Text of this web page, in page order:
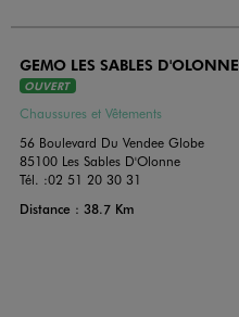
GEMO LES SABLES D'OLONNE
OUVERT
Chaussures et Vêtements
56 Boulevard Du Vendee Globe
85100 Les Sables D'Olonne
Tél. :02 51 20 30 31
Distance : 38.7 Km